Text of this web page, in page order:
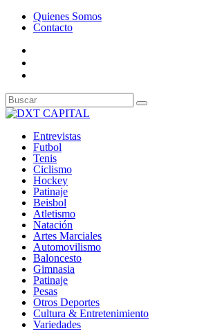
Quienes Somos
Contacto
Entrevistas
Futbol
Tenis
Ciclismo
Hockey
Patinaje
Beisbol
Atletismo
Natación
Artes Marciales
Automovilismo
Baloncesto
Gimnasia
Patinaje
Pesas
Otros Deportes
Cultura & Entretenimiento
Variedades